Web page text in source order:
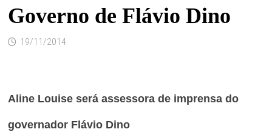
Governo de Flávio Dino
19/11/2014
Aline Louise será assessora de imprensa do
governador Flávio Dino